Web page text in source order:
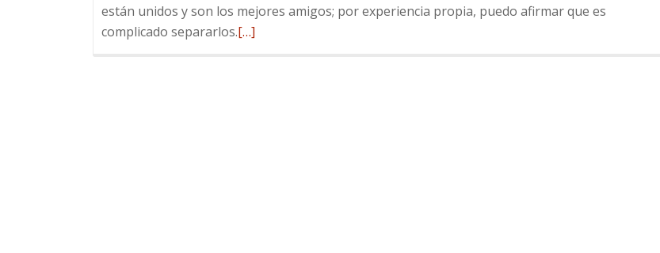
están unidos y son los mejores amigos; por experiencia propia, puedo afirmar que es
complicado separarlos.Leer
[…]